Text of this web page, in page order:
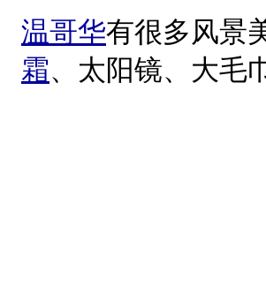
温哥华有很多风景
霜、太阳镜、大毛